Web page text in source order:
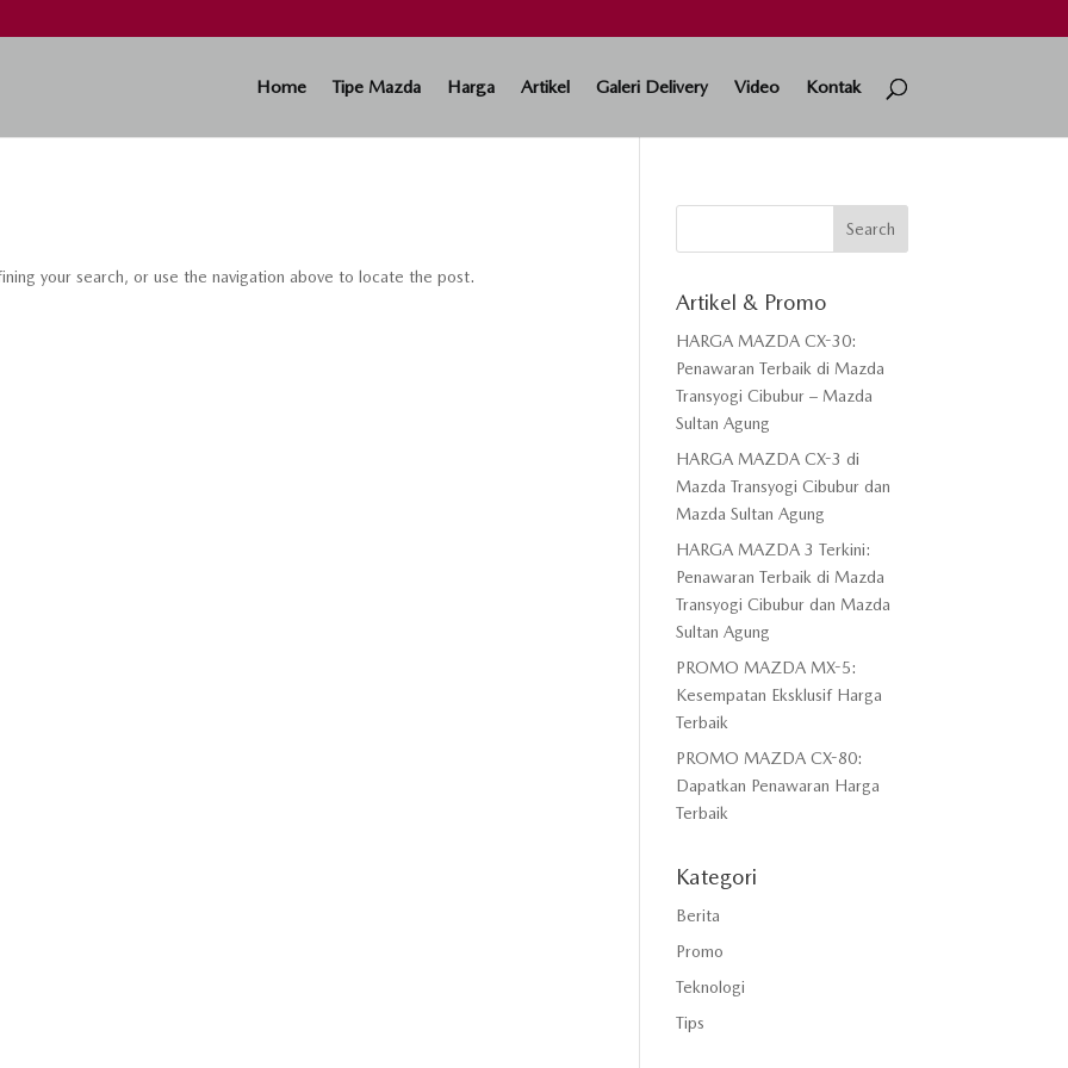
Home Tipe Mazda Harga Artikel Galeri Delivery Video Kontak
your search, or use the navigation above to locate the post.
Artikel & Promo
HARGA MAZDA CX-30:
Penawaran Terbaik di Mazda
Transyogi Cibubur – Mazda
Sultan Agung
HARGA MAZDA CX-3 di
Mazda Transyogi Cibubur dan
Mazda Sultan Agung
HARGA MAZDA 3 Terkini:
Penawaran Terbaik di Mazda
Transyogi Cibubur dan Mazda
Sultan Agung
PROMO MAZDA MX-5:
Kesempatan Eksklusif Harga
Terbaik
PROMO MAZDA CX-80:
Dapatkan Penawaran Harga
Terbaik
Kategori
Berita
Promo
Teknologi
Tips